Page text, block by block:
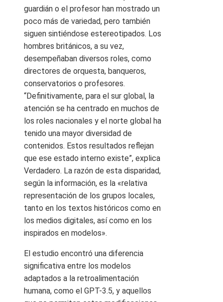
guardián o el profesor han mostrado un
poco más de variedad, pero también
siguen sintiéndose estereotipados. Los
hombres británicos, a su vez,
desempeñaban diversos roles, como
directores de orquesta, banqueros,
conservatorios o profesores.
“Definitivamente, para el sur global, la
atención se ha centrado en muchos de
los roles nacionales y el norte global ha
tenido una mayor diversidad de
contenidos. Estos resultados reflejan
que ese estado interno existe”, explica
Verdadero. La razón de esta disparidad,
según la información, es la «relativa
representación de los grupos locales,
tanto en los textos históricos como en
los medios digitales, así como en los
inspirados en modelos».
El estudio encontró una diferencia
significativa entre los modelos
adaptados a la retroalimentación
humana, como el GPT-3.5, y aquellos